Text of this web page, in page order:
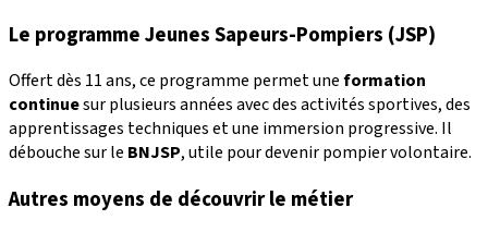
Le programme Jeunes Sapeurs-Pompiers (JSP)
Offert dès 11 ans, ce programme permet uneformation
continuesur plusieurs années avec des activités sportives, des
apprentissages techniques et une immersion progressive. Il
débouche sur le BNJSP, utile pour devenir pompier volontaire.
Autres moyens de découvrir le métier